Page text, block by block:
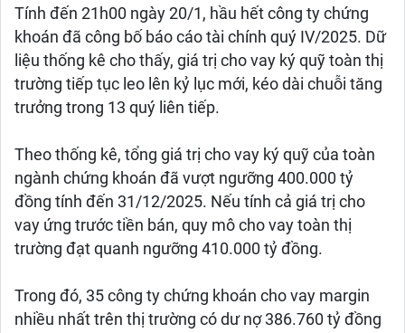
Tính đến 21h00 ngày 20/1, hầu hết công ty chứng
khoán đã công bố báo cáo tài chính quý IV/2025. Dữ
liệu thống kê cho thấy, giá trị cho vay ký quỹ toàn thị
trường tiếp tục leo lên kỷ lục mới, kéo dài chuỗi tăng
trưởng trong 13 quý liên tiếp.
Theo thống kê, tổng giá trị cho vay ký quỹ của toàn
ngành chứng khoán đã vượt ngưỡng 400.000 tỷ
đồng tính đến 31/12/2025. Nếu tính cả giá trị cho
vay ứng trước tiền bán, quy mô cho vay toàn thị
trường đạt quanh ngưỡng 410.000 tỷ đồng.
Trong đó, 35 công ty chứng khoán cho vay margin
nhiều nhất trên thị trường có dư nợ 386.760 tỷ đồng